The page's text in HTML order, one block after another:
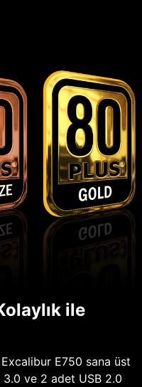
ile
E750 sana üst
ve 2 adet USB 2.0